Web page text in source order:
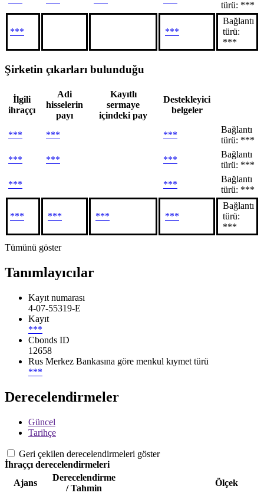
türü: ***
*** ***
Bağlantı
türü:
***
Şirketin çıkarları bulunduğu
İlgili
ihraççı
Adi
hisselerin
payı
Kayıtlı
sermaye
içindeki pay
Destekleyici
belgeler
*** *** ***
Bağlantı
türü: ***
***
*** ***
Bağlantı
türü: ***
***
***
Bağlantı
türü: ***
*** *** *** ***
Bağlantı
türü:
***
Tümünü göster
Tanımlayıcılar
Kayıt numarası
4-07-55319-E
Kayıt
***
Cbonds ID
12658
Rus Merkez Bankasına göre menkul kıymet türü
***
Derecelendirmeler
Güncel
Tarihçe
Geri çekilen derecelendirmeleri göster
İhraççı derecelendirmeleri
Ajans
Derecelendirme
/ Tahmin
Ölçek